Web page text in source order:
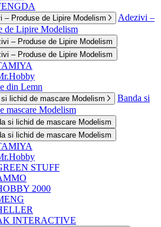
– Produse de Lipire Modelism
Adezivi –
de Lipire Modelism
– Produse de Lipire Modelism
– Produse de Lipire Modelism
din Lemn
si lichid de mascare Modelism
Banda si
mascare Modelism
si lichid de mascare Modelism
si lichid de mascare Modelism
STUFF
2000
INTERACTIVE